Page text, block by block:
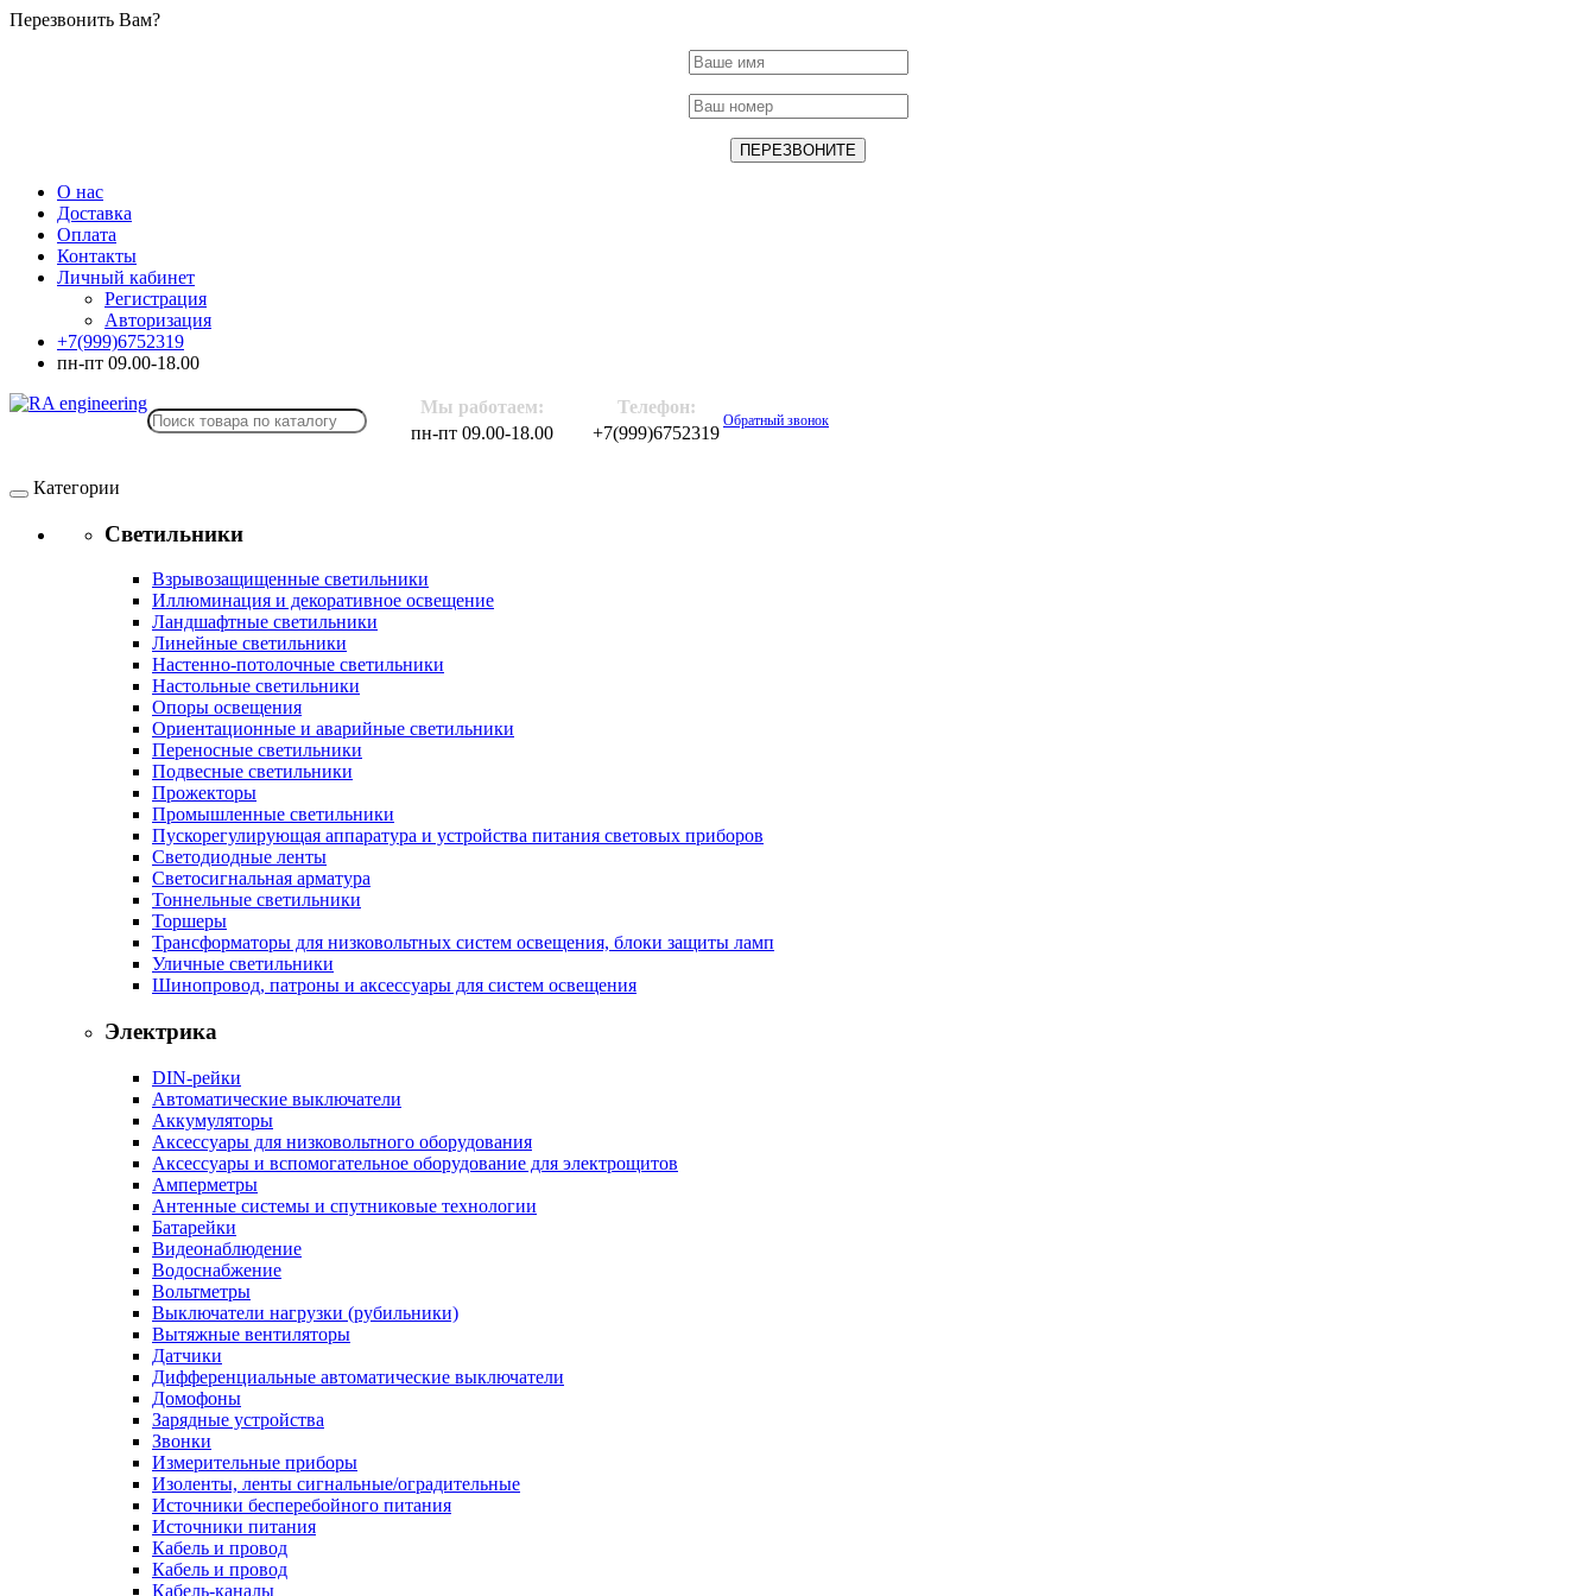
Перезвонить Вам?
О нас
Доставка
Оплата
Контакты
Личный кабинет
Регистрация
Авторизация
+7(999)6752319
пн-пт 09.00-18.00
Мы работаем:
Телефон:
пн-пт 09.00-18.00
+7(999)6752319
Обратный звонок
Категории
Светильники
Взрывозащищенные светильники
Иллюминация и декоративное освещение
Ландшафтные светильники
Линейные светильники
Настенно-потолочные светильники
Настольные светильники
Опоры освещения
Ориентационные и аварийные светильники
Переносные светильники
Подвесные светильники
Прожекторы
Промышленные светильники
Пускорегулирующая аппаратура и устройства питания световых приборов
Светодиодные ленты
Светосигнальная арматура
Тоннельные светильники
Торшеры
Трансформаторы для низковольтных систем освещения, блоки защиты ламп
Уличные светильники
Шинопровод, патроны и аксессуары для систем освещения
Электрика
DIN-рейки
Автоматические выключатели
Аккумуляторы
Аксессуары для низковольтного оборудования
Аксессуары и вспомогательное оборудование для электрощитов
Амперметры
Антенные системы и спутниковые технологии
Батарейки
Видеонаблюдение
Водоснабжение
Вольтметры
Выключатели нагрузки (рубильники)
Вытяжные вентиляторы
Датчики
Дифференциальные автоматические выключатели
Домофоны
Зарядные устройства
Звонки
Измерительные приборы
Изоленты, ленты сигнальные/оградительные
Источники бесперебойного питания
Источники питания
Кабель и провод
Кабель и провод
Кабель-каналы